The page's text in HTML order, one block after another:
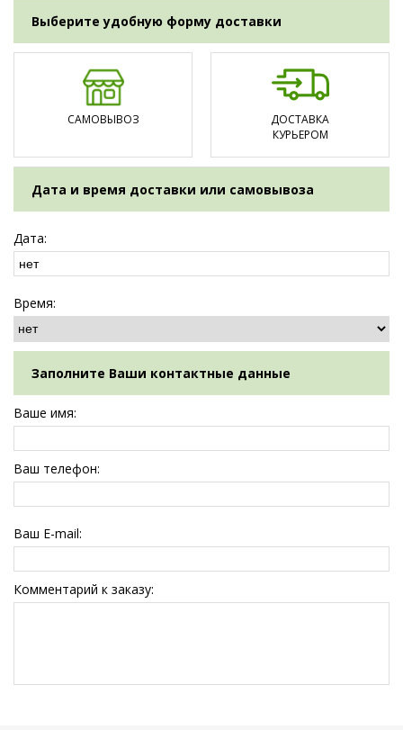
Выберите удобную форму доставки
САМОВЫВОЗ
ДОСТАВКА
КУРЬЕРОМ
Дата и время доставки или самовывоза
Дата:
Время:
Заполните Ваши контактные данные
Ваше имя:
Ваш телефон:
Ваш E-mail:
Комментарий к заказу: